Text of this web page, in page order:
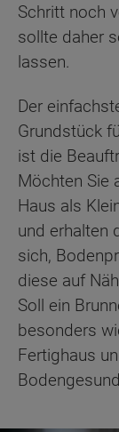
Schritt noch
sollte daher
lassen.
Der
Grundstück
ist die
Möchten Sie
Haus als
und erhalten
sich,
diese auf
Soll ein
besonders
Fertighaus